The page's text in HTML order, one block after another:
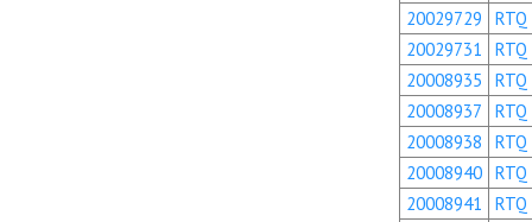
20029729
20029731
20008935
20008937
20008938
20008940
20008941